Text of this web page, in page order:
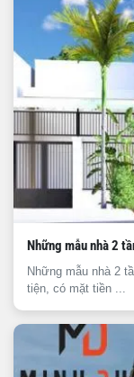
Những mẫu nhà 2
Những mẫu nhà 2
tiện, có mặt tiền ...